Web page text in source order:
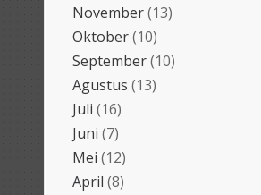
November(13)
Oktober(10)
September(10)
Agustus (13)
Juli (16)
Juni (7)
Mei (12)
April (8)